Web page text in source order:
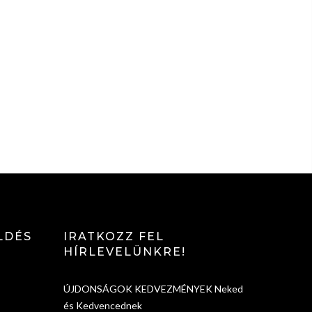
IRATKOZZ FEL
HÍRLEVELÜNKRE!
ÚJDONSÁGOK KEDVEZMÉNYEK Neked
és Kedvencednek